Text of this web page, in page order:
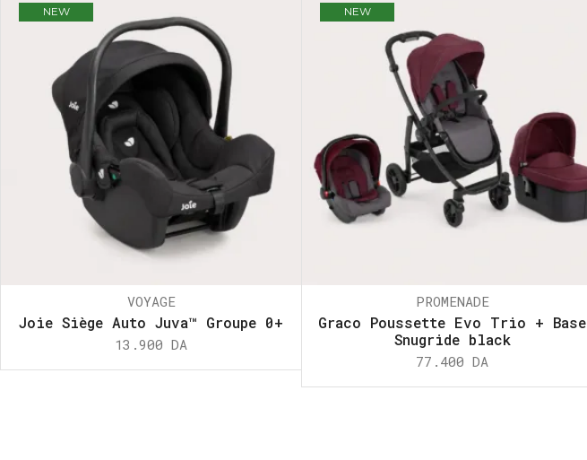
NEW
VOYAGE
Joie Siège Auto Juva™ Groupe 0+
13.900 DA
NEW
PROMENADE
Graco Poussette Evo Trio + Base
Snugride black
77.400 DA